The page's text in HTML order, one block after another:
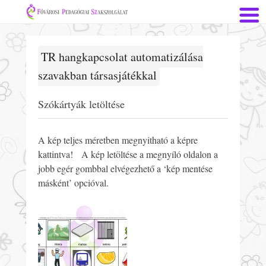
TR hangkapcsolat automatizálása
szavakban társasjátékkal
Szókártyák letöltése
A kép teljes méretben megnyitható a képre
kattintva! A kép letöltése a megnyíló oldalon a
jobb egér gombbal elvégezhető a ‘kép mentése
másként’ opcióval.